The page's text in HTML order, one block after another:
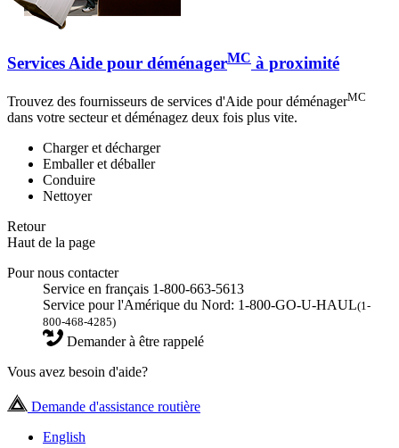
Services Aide pour déménagerMC à proximité
Trouvez des fournisseurs de services d'Aide pour déménagerMC
dans votre secteur et déménagez deux fois plus vite.
Charger et décharger
Emballer et déballer
Conduire
Nettoyer
Retour
Haut de la page
Pour nous contacter
Service en français 1-800-663-5613
Service pour l'Amérique du Nord: 1-800-GO-U-HAUL(1-
800-468-4285)
Demander à être rappelé
Vous avez besoin d'aide?
Demande d'assistance routière
English